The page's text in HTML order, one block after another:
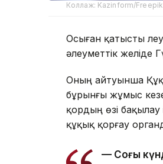
Коллаж: Kazinform/Freepik
Осыған қатысты
әлеуметтік желіде
Оның айтуынша
бұрынғы жұмыс
қордың өзі
құқық қорғау
— Соңғы